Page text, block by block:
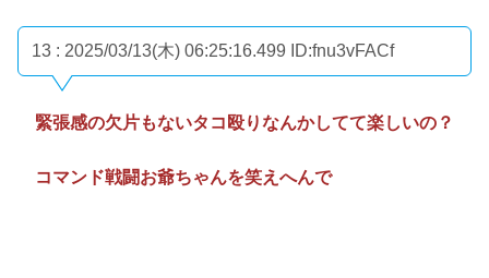
13 : 2025/03/13(木) 06:25:16.499 ID:fnu3vFACf
緊張感の欠片もないタコ殴りなんかしてて楽しいの？
コマンド戦闘お爺ちゃんを笑えへんで